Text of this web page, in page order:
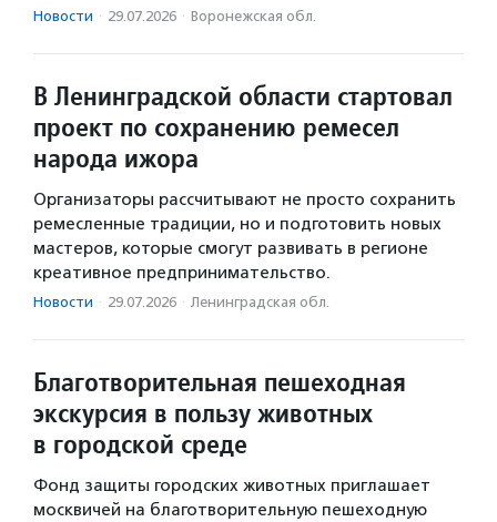
Новости · 29.07.2026 · Воронежская обл.
В Ленинградской области стартовал
проект по сохранению ремесел
народа ижора
Организаторы рассчитывают не просто сохранить
ремесленные традиции, но и подготовить новых
мастеров, которые смогут развивать в регионе
креативное предпринимательство.
Новости · 29.07.2026 · Ленинградская обл.
Благотворительная пешеходная
экскурсия в пользу животных
в городской среде
Фонд защиты городских животных приглашает
москвичей на благотворительную пешеходную